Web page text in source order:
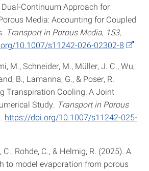
Dual-Continuum Approach for
Media: Accounting for Coupled
Transport in Porous Media, 153,
10.1007/s11242-026-02302-8
M., Schneider, M., Müller, J. C., Wu,
B., Lamanna, G., & Poser, R.
Transpiration Cooling: A Joint
Study. Transport in Porous
https://doi.org/10.1007/s11242-025-
Rohde, C., & Helmig, R. (2025). A
to model evaporation from porous